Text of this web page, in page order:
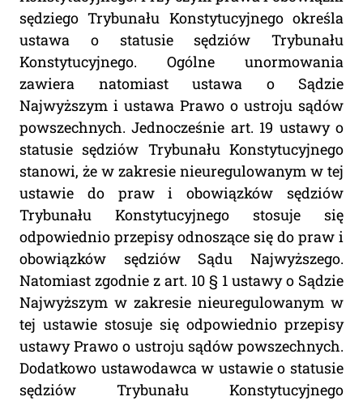
sędziego Trybunału Konstytucyjnego określa
ustawa o statusie sędziów Trybunału
Konstytucyjnego. Ogólne unormowania
zawiera natomiast ustawa o Sądzie
Najwyższym i ustawa Prawo o ustroju sądów
powszechnych. Jednocześnie art. 19 ustawy o
statusie sędziów Trybunału Konstytucyjnego
stanowi, że w zakresie nieuregulowanym w tej
ustawie do praw i obowiązków sędziów
Trybunału Konstytucyjnego stosuje się
odpowiednio przepisy odnoszące się do praw i
obowiązków sędziów Sądu Najwyższego.
Natomiast zgodnie z art. 10 § 1 ustawy o Sądzie
Najwyższym w zakresie nieuregulowanym w
tej ustawie stosuje się odpowiednio przepisy
ustawy Prawo o ustroju sądów powszechnych.
Dodatkowo ustawodawca w ustawie o statusie
sędziów Trybunału Konstytucyjnego